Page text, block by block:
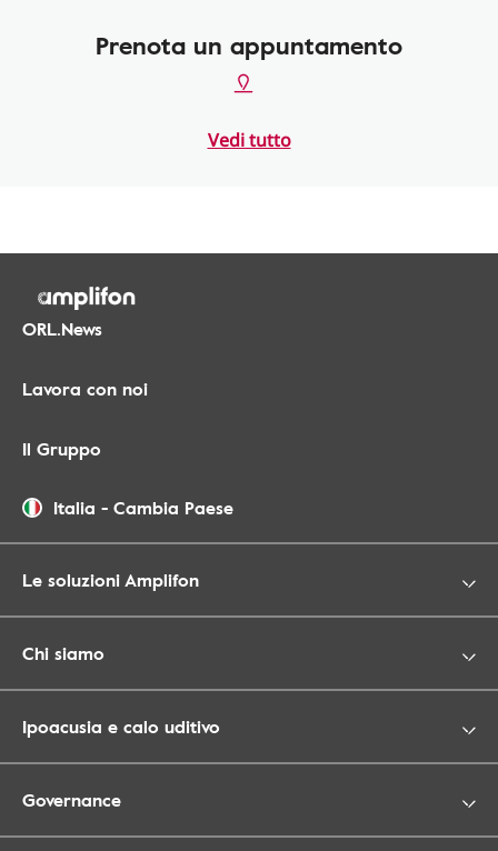
Prenota un appuntamento
Vedi tutto
ORL.News
Lavora con noi
Il Gruppo
Italia - Cambia Paese
Le soluzioni Amplifon
Chi siamo
Ipoacusia e calo uditivo
Governance